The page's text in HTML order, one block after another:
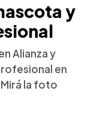
y
Alianza y
en
la foto